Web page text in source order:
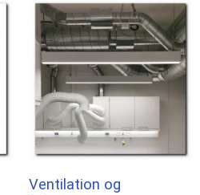
Ventilation og